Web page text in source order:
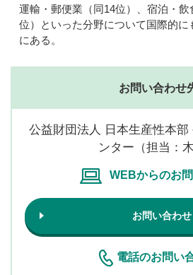
運輸・郵便業（同14位）、宿泊・
位）といった分野について国際的に
にある。
お問い合わせ
公益財団法人 日本生産性本部
ンター（担当：木
WEBからのお
お問い合わせ
電話のお問い